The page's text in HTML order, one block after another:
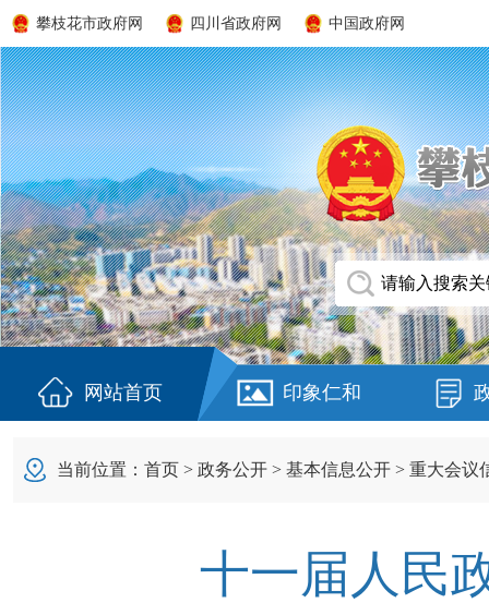
攀枝花市政府网 四川省政府网 中国政府网
网站首页 印象仁和
当前位置： 首页 > 政务公开 > 基本信息公开 > 重大会议
十一届人民